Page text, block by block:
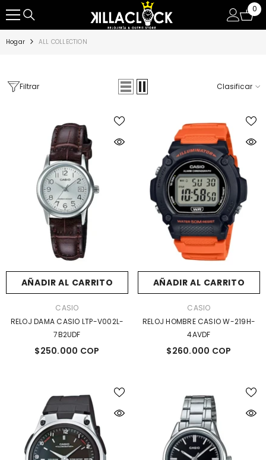
0
0
Hogar ALL COLLECTION
Filtrar Clasificar
AÑADIR AL CARRITO
CASIO
RELOJ DAMA CASIO LTP-V002L-
7B2UDF
$250.000 COP
AÑADIR AL CARRITO
CASIO
RELOJ HOMBRE CASIO W-219H-
4AVDF
$260.000 COP